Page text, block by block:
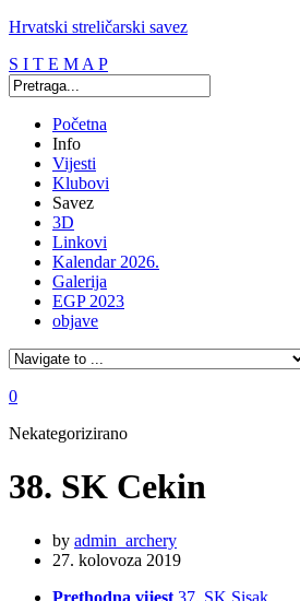
Hrvatski streličarski savez
S I T E M A P
Početna
Info
Vijesti
Klubovi
Savez
3D
Linkovi
Kalendar 2026.
Galerija
EGP 2023
objave
0
Nekategorizirano
38. SK Cekin
by admin_archery
27. kolovoza 2019
Prethodna vijest 37. SK Sisak